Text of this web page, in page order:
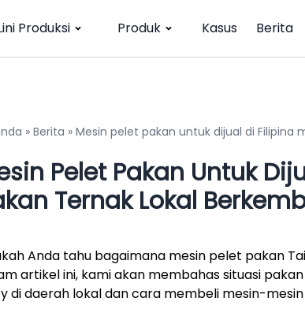
Produksi Produk Kasus Berita
» Berita » Mesin pelet pakan untuk dijual di
Pelet Pakan Untuk
Ternak Lokal
Anda tahu bagaimana mesin pelet pakan
artikel ini, kami akan membahas situasi
di daerah lokal dan cara membeli mesin-